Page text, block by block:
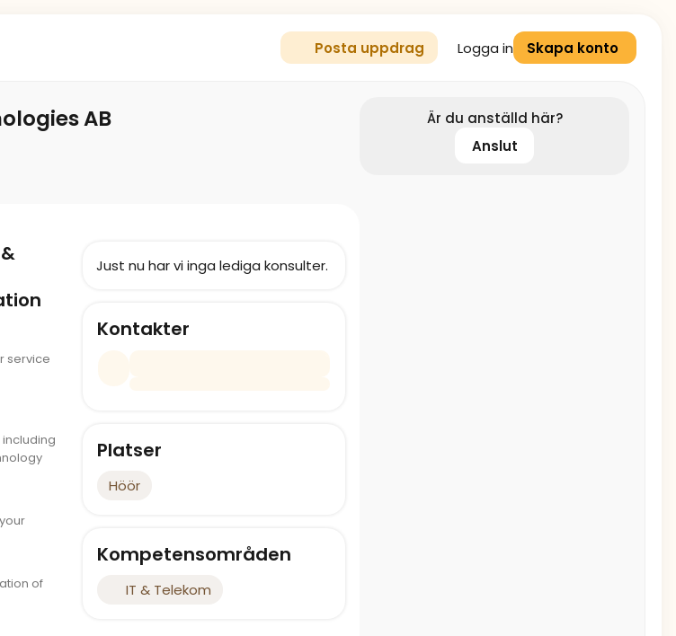
Posta uppdrag Logga in Skapa konto
AB
service
of
Just nu har vi inga lediga konsulter.
Kontakter
Platser
Höör
Kompetensområden
IT & Telekom
Är du anställd här?
Anslut